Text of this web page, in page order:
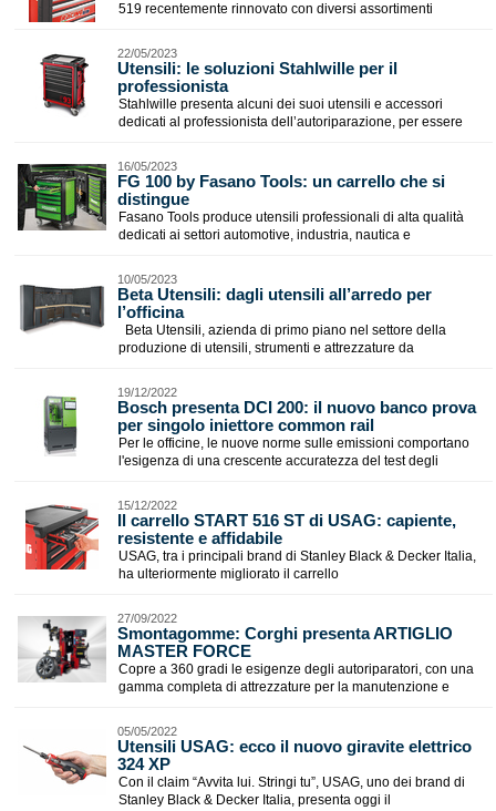
519 recentemente rinnovato con diversi assortimenti
22/05/2023
Utensili: le soluzioni Stahlwille per il
professionista
Stahlwille presenta alcuni dei suoi utensili e accessori
dedicati al professionista dell’autoriparazione, per essere
16/05/2023
​FG 100 by Fasano Tools: un carrello che si
distingue
Fasano Tools produce utensili professionali di alta qualità
dedicati ai settori automotive, industria, nautica e
10/05/2023
Beta Utensili: dagli utensili all’arredo per
l’officina
Beta Utensili, azienda di primo piano nel settore della
produzione di utensili, strumenti e attrezzature da
19/12/2022
​Bosch presenta DCI 200: il nuovo banco prova
per singolo iniettore common rail
Per le officine, le nuove norme sulle emissioni comportano
l'esigenza di una crescente accuratezza del test degli
15/12/2022
​Il carrello START 516 ST di USAG: capiente,
resistente e affidabile
USAG, tra i principali brand di Stanley Black & Decker Italia,
ha ulteriormente migliorato il carrello
27/09/2022
Smontagomme: Corghi presenta ARTIGLIO
MASTER FORCE
Copre a 360 gradi le esigenze degli autoriparatori, con una
gamma completa di attrezzature per la manutenzione e
05/05/2022
​Utensili USAG: ecco il nuovo giravite elettrico
324 XP
Con il claim “Avvita lui. Stringi tu”, USAG, uno dei brand di
Stanley Black & Decker Italia, presenta oggi il